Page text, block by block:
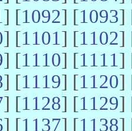
] [1092] [1093]
] [1101] [1102]
] [1110] [1111]
] [1119] [1120]
] [1128] [1129]
] [1137] [1138]